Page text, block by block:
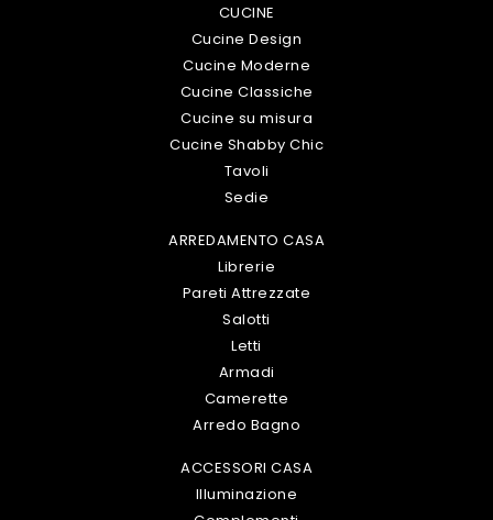
CUCINE
Cucine Design
Cucine Moderne
Cucine Classiche
Cucine su misura
Cucine Shabby Chic
Tavoli
Sedie
ARREDAMENTO CASA
Librerie
Pareti Attrezzate
Salotti
Letti
Armadi
Camerette
Arredo Bagno
ACCESSORI CASA
Illuminazione